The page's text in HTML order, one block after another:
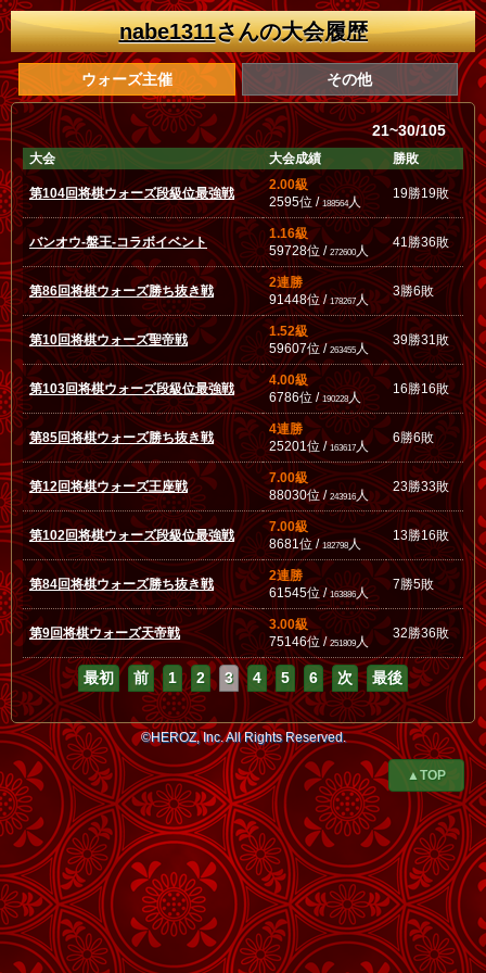
nabe1311さんの大会履歴
ウォーズ主催 その他
21~30/105
大会 大会成績 勝敗
第104回将棋ウォーズ段級位最強戦
2.00級
2595位 /188564人
19勝19敗
バンオウ-盤王-コラボイベント
1.16級
59728位 / 272600人
41勝36敗
第86回将棋ウォーズ勝ち抜き戦
2連勝
91448位 /178267人
3勝6敗
第10回将棋ウォーズ聖帝戦
1.52級
59607位 / 263455 人
39勝31敗
第103回将棋ウォーズ段級位最強戦
4.00級
6786位 /190228人
16勝16敗
第85回将棋ウォーズ勝ち抜き戦
4連勝
25201位 /163617 人
6勝6敗
第12回将棋ウォーズ王座戦
7.00級
88030位 / 243916人
23勝33敗
第102回将棋ウォーズ段級位最強戦
7.00級
8681位 /182798人
13勝16敗
第84回将棋ウォーズ勝ち抜き戦
2連勝
61545位 /163886人
7勝5敗
第9回将棋ウォーズ天帝戦
3.00級
75146位 /251809 人
32勝36敗
最初 前 1 2 3 4 5 6 次 最後
©HEROZ, Inc. All Rights Reserved.
▲TOP